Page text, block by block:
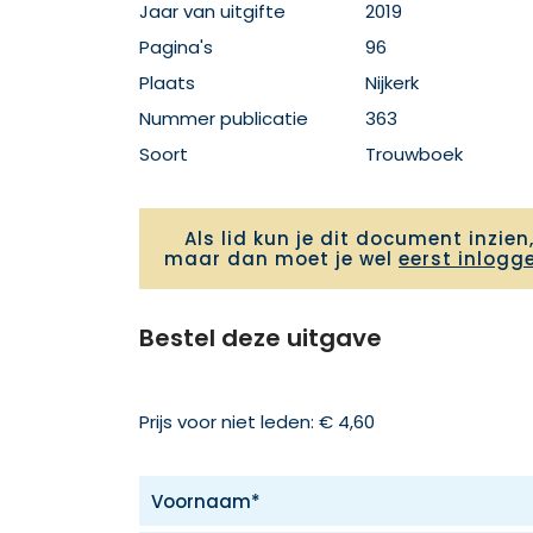
Jaar van uitgifte
2019
Pagina's
96
Plaats
Nijkerk
Nummer publicatie
363
Soort
Trouwboek
Als lid kun je dit document inzien,
maar dan moet je wel eerst
Bestel deze uitgave
Prijs voor niet leden: € 4,60